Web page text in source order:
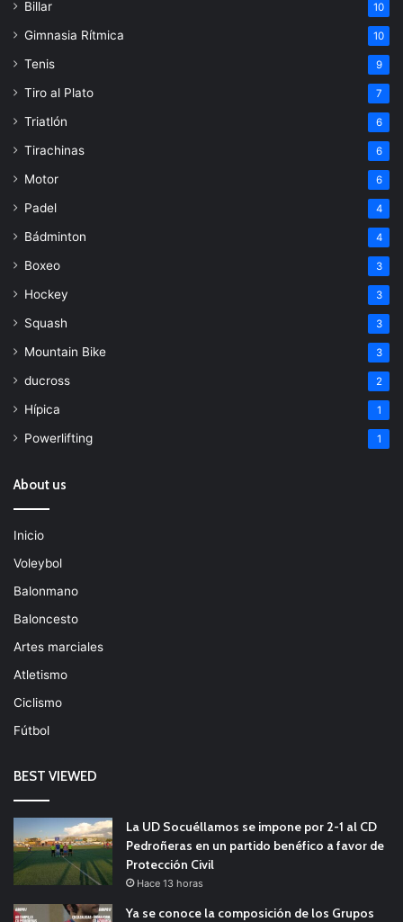
Billar 10
Gimnasia Rítmica 10
Tenis 9
Tiro al Plato 7
Triatlón 6
Tirachinas 6
Motor 6
Padel 4
Bádminton 4
Boxeo 3
Hockey 3
Squash 3
Mountain Bike 3
ducross 2
Hípica 1
Powerlifting 1
About us
Inicio
Voleybol
Balonmano
Baloncesto
Artes marciales
Atletismo
Ciclismo
Fútbol
BEST VIEWED
La UD Socuéllamos se impone por 2-1 al CD
Pedroñeras en un partido benéfico a favor de
Protección Civil
Hace 13 horas
Ya se conoce la composición de los Grupos